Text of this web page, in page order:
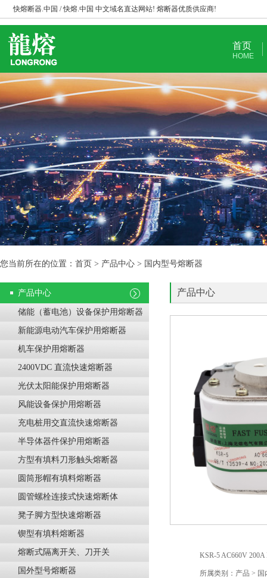
快熔断器.中国 / 快熔.中国 中文域名直达网站! 熔断器优质供应商!
首页
HOME
您当前所在的位置：首页 > 产品中心 > 国内型号熔断器
产品中心
储能（蓄电池）设备保护用熔断器
新能源电动汽车保护用熔断器
机车保护用熔断器
2400VDC 直流快速熔断器
光伏太阳能保护用熔断器
风能设备保护用熔断器
充电桩用交直流快速熔断器
半导体器件保护用熔断器
方型有填料刀形触头熔断器
圆筒形帽有填料熔断器
圆管螺栓连接式快速熔断体
凳子脚方型快速熔断器
锲型有填料熔断器
熔断式隔离开关、刀开关
国外型号熔断器
产品中心
KSR-5 AC660V
所属类别：产品 >